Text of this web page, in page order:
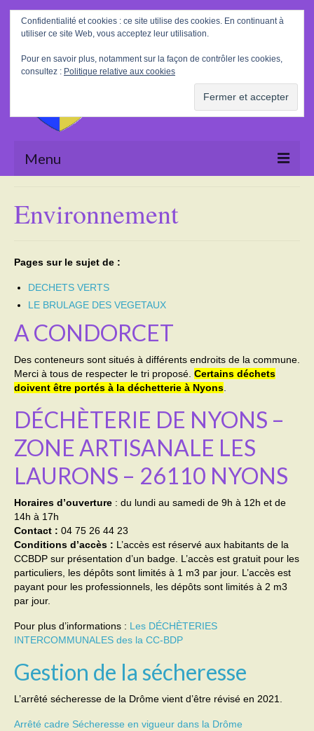
Rechercher
:
Menu
La Mairie
Tourisme
Actualités
Activités
Poésie
Contact
Heures d’ouverture
Démarches administratives
CONSEILLER NUMERIQUE
Infos utiles
Salle polyvalente
Service des eaux
L’école
Environnement
Cimetière
Environnement
Pages sur le sujet de :
DECHETS VERTS
LE BRULAGE DES VEGETAUX
A CONDORCET
Des conteneurs sont situés à différents endroits de la commune.
Merci à tous de respecter le tri proposé. Certains déchets
doivent être portés à la déchetterie à Nyons
DÉCHÈTERIE DE NYONS –
ZONE ARTISANALE LES
LAURONS – 26110 NYONS
Horaires d’ouverture : du lundi au samedi de 9h à 12h et de
14h à 17h
Contact : 04 75 26 44 23
Conditions d’accès : L’accès est réservé aux habitants de la
CCBDP sur présentation d’un badge. L’accès est gratuit pour les
particuliers, les dépôts sont limités à 1 m3 par jour. L’accès est
payant pour les professionnels, les dépôts sont limités à 2 m3
par jour.
Pour plus d’informations : Les DÉCHÈTERIES
INTERCOMMUNALES des la CC-BDP
Gestion de la sécheresse
L’arrêté sécheresse de la Drôme vient d’être révisé en 2021.
Arrêté cadre Sécheresse en vigueur dans la Drôme
Confidentialité et cookies : ce site utilise des cookies. En continuant à
utiliser ce site Web, vous acceptez leur utilisation.
Pour en savoir plus, notamment sur la façon de contrôler les cookies,
consultez : Politique relative aux cookies